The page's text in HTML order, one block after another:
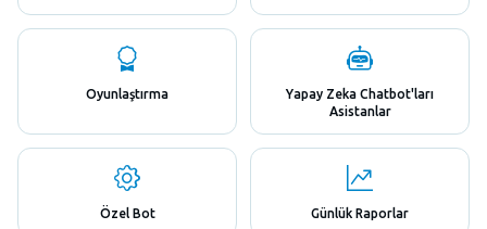
Oyunlaştırma
Yapay Zeka Chatbot'ları
Asistanlar
Özel Bot Günlük Raporlar